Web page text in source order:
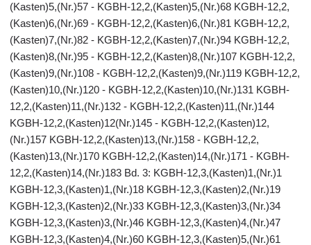
(Kasten)5,(Nr.)57 - KGBH-12,2,(Kasten)5,(Nr.)68 KGBH-12,2,
(Kasten)6,(Nr.)69 - KGBH-12,2,(Kasten)6,(Nr.)81 KGBH-12,2,
(Kasten)7,(Nr.)82 - KGBH-12,2,(Kasten)7,(Nr.)94 KGBH-12,2,
(Kasten)8,(Nr.)95 - KGBH-12,2,(Kasten)8,(Nr.)107 KGBH-12,2,
(Kasten)9,(Nr.)108 - KGBH-12,2,(Kasten)9,(Nr.)119 KGBH-12,2,
(Kasten)10,(Nr.)120 - KGBH-12,2,(Kasten)10,(Nr.)131 KGBH-
12,2,(Kasten)11,(Nr.)132 - KGBH-12,2,(Kasten)11,(Nr.)144
KGBH-12,2,(Kasten)12(Nr.)145 - KGBH-12,2,(Kasten)12,
(Nr.)157 KGBH-12,2,(Kasten)13,(Nr.)158 - KGBH-12,2,
(Kasten)13,(Nr.)170 KGBH-12,2,(Kasten)14,(Nr.)171 - KGBH-
12,2,(Kasten)14,(Nr.)183 Bd. 3: KGBH-12,3,(Kasten)1,(Nr.)1
KGBH-12,3,(Kasten)1,(Nr.)18 KGBH-12,3,(Kasten)2,(Nr.)19
KGBH-12,3,(Kasten)2,(Nr.)33 KGBH-12,3,(Kasten)3,(Nr.)34
KGBH-12,3,(Kasten)3,(Nr.)46 KGBH-12,3,(Kasten)4,(Nr.)47
KGBH-12,3,(Kasten)4,(Nr.)60 KGBH-12,3,(Kasten)5,(Nr.)61